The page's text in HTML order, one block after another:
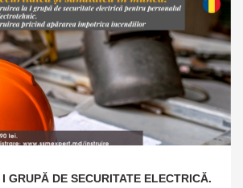
GRUPĂ DE SECURITATE ELECTRICĂ.